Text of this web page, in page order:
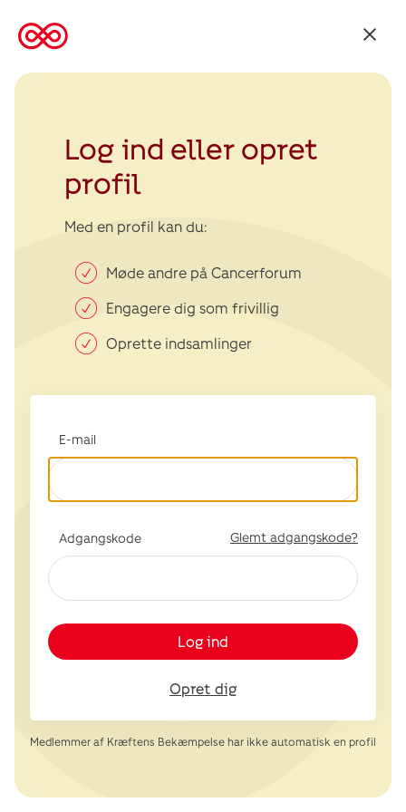
Tilbage
Kræftens
Log ind eller opret
profil
Med en profil kan du:
Møde andre på Cancerforum
Engagere dig som frivillig
Oprette indsamlinger
E-mail
Adgangskode Glemt adgangskode?
Log ind
Opret dig
Medlemmer af Kræftens Bekæmpelse har ikke automatisk en profil